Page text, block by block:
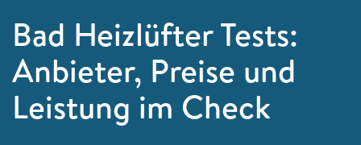
Bad Heizlüfter Tests:
Anbieter, Preise und
Leistung im Check